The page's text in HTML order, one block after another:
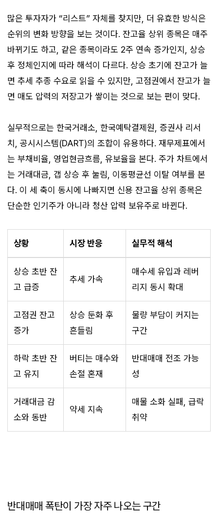
많은 투자자가 “리스트” 자체를 찾지만, 더 유효한 방식은
순위의 변화 방향을 보는 것이다. 잔고율 상위 종목은 매주
바뀌기도 하고, 같은 종목이라도 2주 연속 증가인지, 상승
후 정체인지에 따라 해석이 다르다. 상승 초기에 잔고가 늘
면 추세 추종 수요로 읽을 수 있지만, 고점권에서 잔고가 늘
면 매도 압력의 저장고가 쌓이는 것으로 보는 편이 맞다.
실무적으로는 한국거래소, 한국예탁결제원, 증권사 리서
치, 공시시스템(DART)의 조합이 유용하다. 재무제표에서
는 부채비율, 영업현금흐름, 유보율을 본다. 주가 차트에서
는 거래대금, 갭 상승 후 눌림, 이동평균선 이탈 여부를 본
다. 이 세 축이 동시에 나빠지면 신용 잔고율 상위 종목은
단순한 인기주가 아니라 청산 압력 보유주로 바뀐다.
상황 시장 반응 실무적 해석
상승 초반 잔
고 급증
추세 가속
매수세 유입과 레버
리지 동시 확대
고점권 잔고
증가
상승 둔화 후
흔들림
물량 부담이 커지는
구간
하락 초반 잔
고 유지
버티는 매수와
손절 혼재
반대매매 전조 가능
성
거래대금 감
소와 동반
약세 지속
매물 소화 실패, 급락
취약
반대매매 폭탄이 가장 자주 나오는 구간